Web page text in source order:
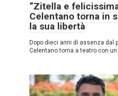
“Zitella e
Celentano torna in
la sua libertà
Dopo dieci anni di assenza dal
Celentano torna a teatro con un